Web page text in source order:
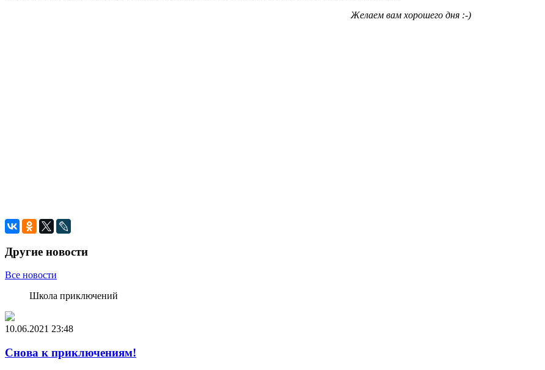
Желаем вам хорошего дня :-)
Другие новости
Все новости
Школа приключений
10.06.2021 23:48
Снова к приключениям!